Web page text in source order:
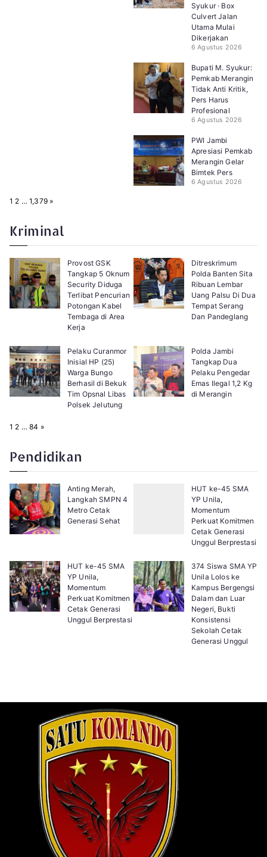
Syukur · Box
Culvert Jalan
Utama Mulai
Dikerjakan
6 Agustus 2026
Bupati M. Syukur:
Pemkab Merangin
Tidak Anti Kritik,
Pers Harus
Profesional
6 Agustus 2026
PWI Jambi
Apresiasi Pemkab
Merangin Gelar
Bimtek Pers
6 Agustus 2026
P
:
1 2 … 1,379 N
»
Kriminal
Provost GSK
Tangkap 5 Oknum
Security Diduga
Terlibat Pencurian
Potongan Kabel
Tembaga di Area
Kerja
Ditreskrimum
Polda Banten Sita
Ribuan Lembar
Uang Palsu Di Dua
Tempat Serang
Dan Pandeglang
Pelaku Curanmor
Inisial HP (25)
Warga Bungo
Berhasil di Bekuk
Tim Opsnal Libas
Polsek Jelutung
Polda Jambi
Tangkap Dua
Pelaku Pengedar
Emas Ilegal 1,2 Kg
di Merangin
P
:
1 2 … 84 N
»
Pendidikan
Anting Merah,
Langkah SMPN 4
Metro Cetak
Generasi Sehat
HUT ke-45 SMA
YP Unila,
Momentum
Perkuat Komitmen
Cetak Generasi
Unggul Berprestasi
HUT ke-45 SMA
YP Unila,
Momentum
Perkuat Komitmen
Cetak Generasi
Unggul Berprestasi
374 Siswa SMA YP
Unila Lolos ke
Kampus Bergengsi
Dalam dan Luar
Negeri, Bukti
Konsistensi
Sekolah Cetak
Generasi Unggul